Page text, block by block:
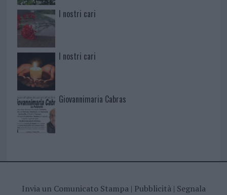
I nostri cari
I nostri cari
Giovannimaria Cabras
Invia un Comunicato Stampa| Pubblicità| Segnala